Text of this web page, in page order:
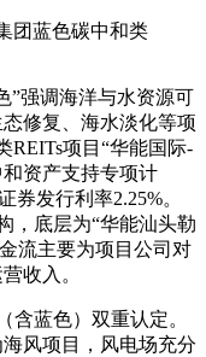
团蓝色碳中和类
”强调海洋与水资源可
修复、海水淡化等项
REITs项目“华能国际-
资产支持专项计
券发行利率2.25%。
，底层为“华能汕头勒
流主要为项目公司对
收入。
含蓝色）双重认定。
风项目，风电场充分